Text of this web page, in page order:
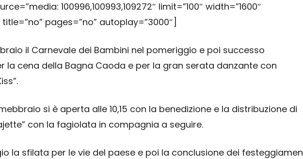
100996,100993,109272″ limit=”100″ width=”1600″
pages=”no” autoplay=”3000″]
il Carnevale dei Bambini nel pomeriggio e poi successo
la cena della Bagna Caoda e per la gran serata danzante con
si è aperta alle 10,15 con la benedizione e la distribuzione di
con la fagiolata in compagnia a seguire.
la sfilata per le vie del paese e poi la conclusione dei